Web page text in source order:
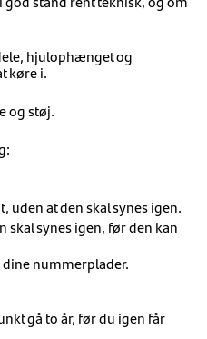
hjulophænget og
køre i.
og støj.
at den skal synes igen.
skal synes igen, før den kan
nummerplader.
gå to år, før du igen får